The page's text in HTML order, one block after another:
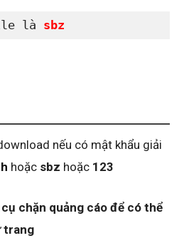
là sbz
nếu có mật khẩu giải
hoặc sbz hoặc 123
chặn quảng cáo để có thể
trang